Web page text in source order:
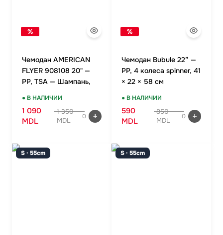
%
Чемодан AMERICAN
FLYER 908108 20" —
PP, TSA — Шампань,
● В НАЛИЧИИ
1 090
MDL
1 350
MDL
0
%
Чемодан Bubule 22” —
PP, 4 колеса spinner, 41
× 22 × 58 см
● В НАЛИЧИИ
590
MDL
850
MDL
0
S · 55cm S · 55cm